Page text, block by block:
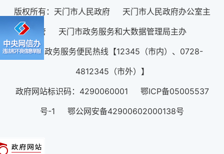
版权所有：天门市人民政府 天门市人民政府办公室主
管 天门市政务服务和大数据管理局主办
12345政务服务便民热线【12345（市内）、0728-
4812345（市外）】
政府网站标识码：4290060001 鄂ICP备05005537
号-1 鄂公网安备42900602000138号